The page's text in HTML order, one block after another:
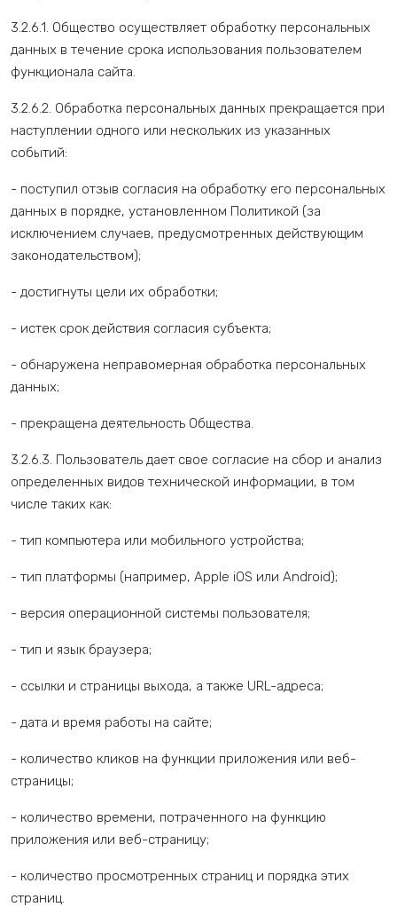
3.2.6.1. Общество осуществляет обработку персональных
данных в течение срока использования пользователем
функционала сайта.
3.2.6.2. Обработка персональных данных прекращается при
наступлении одного или нескольких из указанных
событий:
- поступил отзыв согласия на обработку его персональных
данных в порядке, установленном Политикой (за
исключением случаев, предусмотренных действующим
законодательством);
- достигнуты цели их обработки;
- истек срок действия согласия субъекта;
- обнаружена неправомерная обработка персональных
данных;
- прекращена деятельность Общества.
3.2.6.3. Пользователь дает свое согласие на сбор и анализ
определенных видов технической информации, в том
числе таких как:
- тип компьютера или мобильного устройства;
- тип платформы (например, Apple iOS или Android);
- версия операционной системы пользователя;
- тип и язык браузера;
- ссылки и страницы выхода, а также URL-адреса;
- дата и время работы на сайте;
- количество кликов на функции приложения или веб-
страницы;
- количество времени, потраченного на функцию
приложения или веб-страницу;
- количество просмотренных страниц и порядка этих
страниц.